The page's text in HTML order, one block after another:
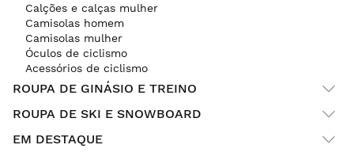
Calções e calças mulher
Camisolas homem
Camisolas mulher
Óculos de ciclismo
Acessórios de ciclismo
ROUPA DE GINÁSIO E TREINO
ROUPA DE SKI E SNOWBOARD
EM DESTAQUE